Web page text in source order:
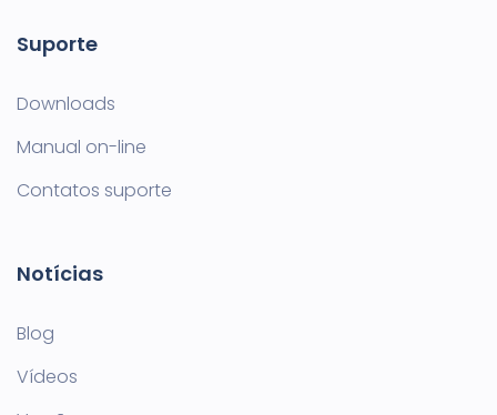
Suporte
Downloads
Manual on-line
Contatos suporte
Notícias
Blog
Vídeos